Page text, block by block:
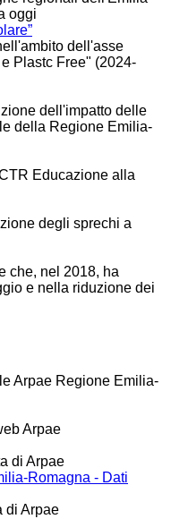
oggi
dell'asse
Plastc Free" (2024-
dell'impatto delle
della Regione Emilia-
Educazione alla
degli sprechi a
che, nel 2018, ha
e nella riduzione dei
Arpae Regione Emilia-
Arpae
di Arpae
Romagna - Dati
di Arpae